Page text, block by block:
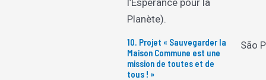
l’Espérance pour la
Planète).
10. Projet « Sauvegarder la
Maison Commune est une
mission de toutes et de
tous ! »
São